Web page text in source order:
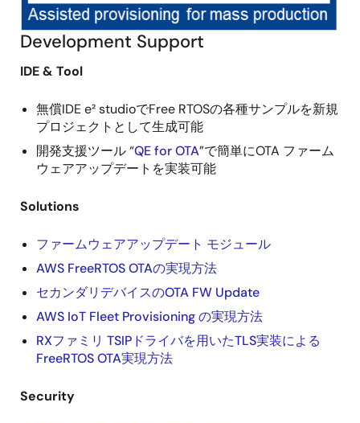
Development Support
IDE & Tool
無償IDE e² studioでFree RTOSの各種サンプルを新規
プロジェクトとして生成可能
開発支援ツール “QE for OTA”で簡単にOTA ファーム
ウェアアップデートを実装可能
Solutions
ファームウェアアップデート モジュール
AWS FreeRTOS OTAの実現方法
セカンダリデバイスのOTA FW Update
AWS IoT Fleet Provisioning の実現方法
RXファミリ TSIPドライバを用いたTLS実装による
FreeRTOS OTA実現方法
Security